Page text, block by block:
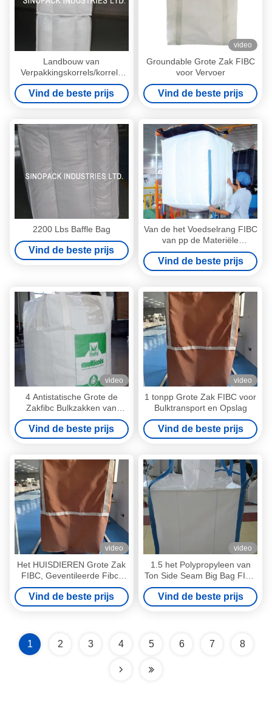
Landbouw van
Verpakkingskorrels/korrels
grote zak FIBC met
stuwadoorriem
Vind de beste prijs
video
Groundable Grote Zak FIBC
voor Vervoer
Vind de beste prijs
2200 Lbs Baffle Bag
Vind de beste prijs
Van de het Voedselrang FIBC
van pp de Materiële
Industriële Grote Zakken
voor Rijst/Bloem/Voedsel
Vind de beste prijs
video
4 Antistatische Grote de
Zakfibc Bulkzakken van
Mil/6mil voor Industrieel
Gebruik
Vind de beste prijs
video
1 tonpp Grote Zak FIBC voor
Bulktransport en Opslag
Vind de beste prijs
video
Het HUISDIEREN Grote Zak
FIBC, Geventileerde Fibc-
Zakken van de de
industrierang
Vind de beste prijs
video
1.5 het Polypropyleen van
Ton Side Seam Big Bag FIBC
UV Behandeld voor Industrie
Vind de beste prijs
1 2 3 4 5 6 7 8